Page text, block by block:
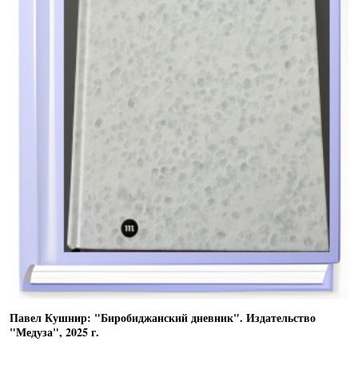
Павел Кушнир: "Биробиджанский дневник". Издательство
"Медуза", 2025 г.